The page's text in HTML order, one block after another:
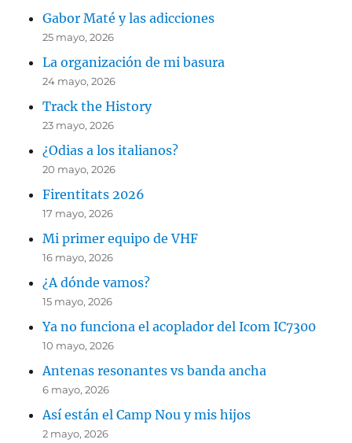
Gabor Maté y las adicciones
25 mayo, 2026
La organización de mi basura
24 mayo, 2026
Track the History
23 mayo, 2026
¿Odias a los italianos?
20 mayo, 2026
Firentitats 2026
17 mayo, 2026
Mi primer equipo de VHF
16 mayo, 2026
¿A dónde vamos?
15 mayo, 2026
Ya no funciona el acoplador del Icom IC7300
10 mayo, 2026
Antenas resonantes vs banda ancha
6 mayo, 2026
Así están el Camp Nou y mis hijos
2 mayo, 2026